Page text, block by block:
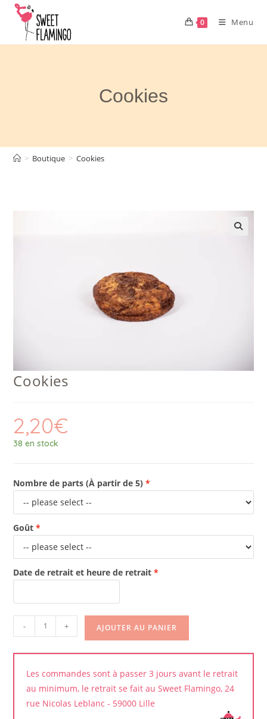
Skip
content
0 Menu
Cookies
> Boutique > Cookies
Cookies
2,20€
38 en stock
Nombre de parts (À partir de 5)
Goût
Date de retrait et heure de retrait
quantité
de
Cookies
- + AJOUTER AU PANIER
Les commandes sont à passer 3 jours avant le retrait
au minimum, le retrait se fait au Sweet Flamingo, 24
rue Nicolas Leblanc - 59000 Lille